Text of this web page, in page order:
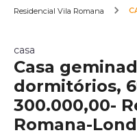
Residencial Vila Romana
casa
Casa
dormitórios,
300.000,00-
Romana-